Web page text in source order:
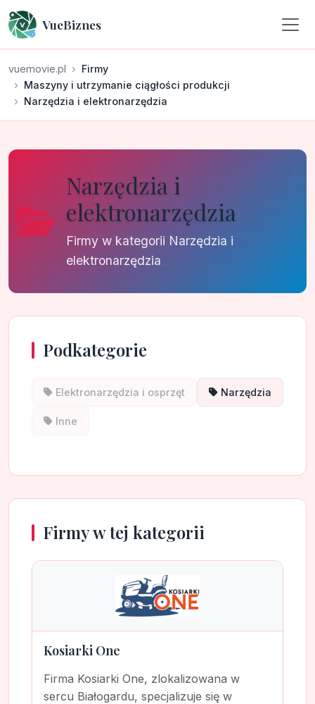
VueBiznes
vuemovie.pl
Firmy
Maszyny i utrzymanie ciągłości produkcji
Narzędzia i elektronarzędzia
Narzędzia i
elektronarzędzia
Firmy w kategorii Narzędzia i
elektronarzędzia
Podkategorie
Elektronarzędzia i osprzęt Narzędzia
Inne
Firmy w tej kategorii
Kosiarki One
Firma Kosiarki One, zlokalizowana w
sercu Białogardu, specjalizuje się w